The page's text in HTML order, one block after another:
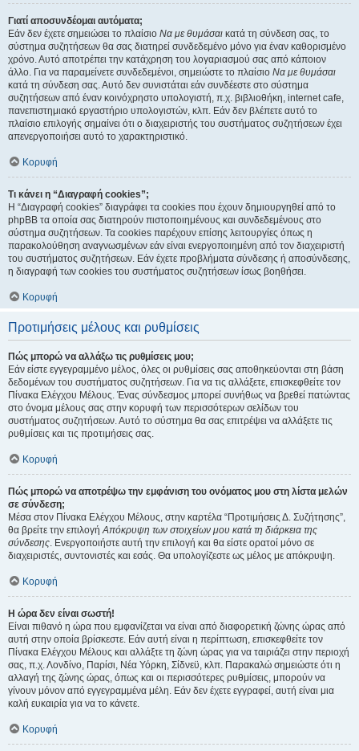
Γιατί αποσυνδέομαι αυτόματα;
Εάν δεν έχετε σημειώσει το πλαίσιο Να με θυμάσαι κατά τη σύνδεση σας, το
σύστημα συζητήσεων θα σας διατηρεί συνδεδεμένο μόνο για έναν καθορισμένο
χρόνο. Αυτό αποτρέπει την κατάχρηση του λογαριασμού σας από κάποιον
άλλο. Για να παραμείνετε συνδεδεμένοι, σημειώστε το πλαίσιο Να με θυμάσαι
κατά τη σύνδεση σας. Αυτό δεν συνιστάται εάν συνδέεστε στο σύστημα
συζητήσεων από έναν κοινόχρηστο υπολογιστή, π.χ. βιβλιοθήκη, internet cafe,
πανεπιστημιακό εργαστήριο υπολογιστών, κλπ. Εάν δεν βλέπετε αυτό το
πλαίσιο επιλογής σημαίνει ότι ο διαχειριστής του συστήματος συζητήσεων έχει
απενεργοποιήσει αυτό το χαρακτηριστικό.
Κορυφή
Τι κάνει η “Διαγραφή cookies”;
Η “Διαγραφή cookies” διαγράφει τα cookies που έχουν δημιουργηθεί από το
phpBB τα οποία σας διατηρούν πιστοποιημένους και συνδεδεμένους στο
σύστημα συζητήσεων. Τα cookies παρέχουν επίσης λειτουργίες όπως η
παρακολούθηση αναγνωσμένων εάν είναι ενεργοποιημένη από τον διαχειριστή
του συστήματος συζητήσεων. Εάν έχετε προβλήματα σύνδεσης ή αποσύνδεσης,
η διαγραφή των cookies του συστήματος συζητήσεων ίσως βοηθήσει.
Κορυφή
Προτιμήσεις μέλους και ρυθμίσεις
Πώς μπορώ να αλλάξω τις ρυθμίσεις μου;
Εάν είστε εγγεγραμμένο μέλος, όλες οι ρυθμίσεις σας αποθηκεύονται στη βάση
δεδομένων του συστήματος συζητήσεων. Για να τις αλλάξετε, επισκεφθείτε τον
Πίνακα Ελέγχου Μέλους. Ένας σύνδεσμος μπορεί συνήθως να βρεθεί πατώντας
στο όνομα μέλους σας στην κορυφή των περισσότερων σελίδων του
συστήματος συζητήσεων. Αυτό το σύστημα θα σας επιτρέψει να αλλάξετε τις
ρυθμίσεις και τις προτιμήσεις σας.
Κορυφή
Πώς μπορώ να αποτρέψω την εμφάνιση του ονόματος μου στη λίστα μελών
σε σύνδεση;
Μέσα στον Πίνακα Ελέγχου Μέλους, στην καρτέλα “Προτιμήσεις Δ. Συζήτησης”,
θα βρείτε την επιλογήΑπόκρυψη των στοιχείων μου κατά τη διάρκεια της
σύνδεσης. Ενεργοποιήστε αυτή την επιλογή και θα είστε ορατοί μόνο σε
διαχειριστές, συντονιστές και εσάς. Θα υπολογίζεστε ως μέλος με απόκρυψη.
Κορυφή
Η ώρα δεν είναι σωστή!
Είναι πιθανό η ώρα που εμφανίζεται να είναι από διαφορετική ζώνης ώρας από
αυτή στην οποία βρίσκεστε. Εάν αυτή είναι η περίπτωση, επισκεφθείτε τον
Πίνακα Ελέγχου Μέλους και αλλάξτε τη ζώνη ώρας για να ταιριάζει στην περιοχή
σας, π.χ. Λονδίνο, Παρίσι, Νέα Υόρκη, Σίδνεϋ, κλπ. Παρακαλώ σημειώστε ότι η
αλλαγή της ζώνης ώρας, όπως και οι περισσότερες ρυθμίσεις, μπορούν να
γίνουν μόνον από εγγεγραμμένα μέλη. Εάν δεν έχετε εγγραφεί, αυτή είναι μια
καλή ευκαιρία για να το κάνετε.
Κορυφή